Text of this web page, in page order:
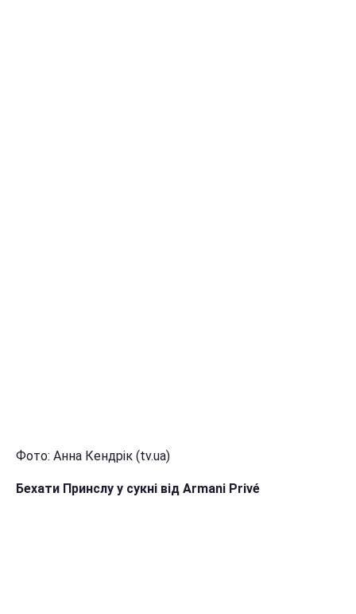
Фото: Анна Кендрік (tv.ua)
Бехати Принслу у сукні від Armani Privé